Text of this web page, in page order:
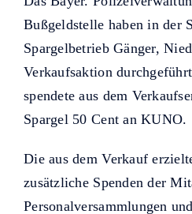
Bußgeldstelle haben in der
Spargelbetrieb Gänger,
Verkaufsaktion
spendete aus dem
Spargel 50 Cent an KUNO.
Die aus dem Verkauf
zusätzliche Spenden der
Personalversammlungen